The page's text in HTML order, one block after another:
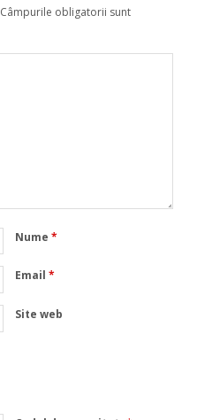
Câmpurile obligatorii sunt
Nume*
Email*
Site web